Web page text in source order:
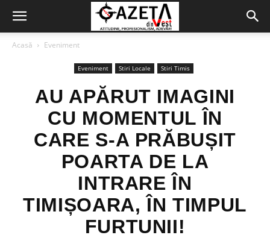
Acasă Eveniment
Eveniment Stiri Locale Stiri Timis
AU APĂRUT IMAGINI
CU MOMENTUL ÎN
CARE S-A PRĂBUȘIT
POARTA DE LA
INTRARE ÎN
TIMIȘOARA, ÎN TIMPUL
FURTUNII!